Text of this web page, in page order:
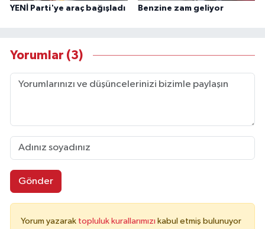
YENİ Parti'ye araç bağışladı Benzine zam geliyor
Yorumlar (3)
Gönder
Yorum yazarak topluluk kurallarımızı kabul etmiş bulunuyor